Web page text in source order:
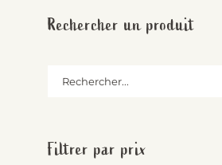
Rechercher un produit
Filtrer par prix